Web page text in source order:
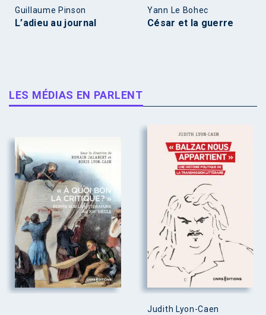
Guillaume Pinson
L’adieu au journal
Yann Le Bohec
César et la guerre
LES MÉDIAS EN PARLENT
Judith Lyon-Caen